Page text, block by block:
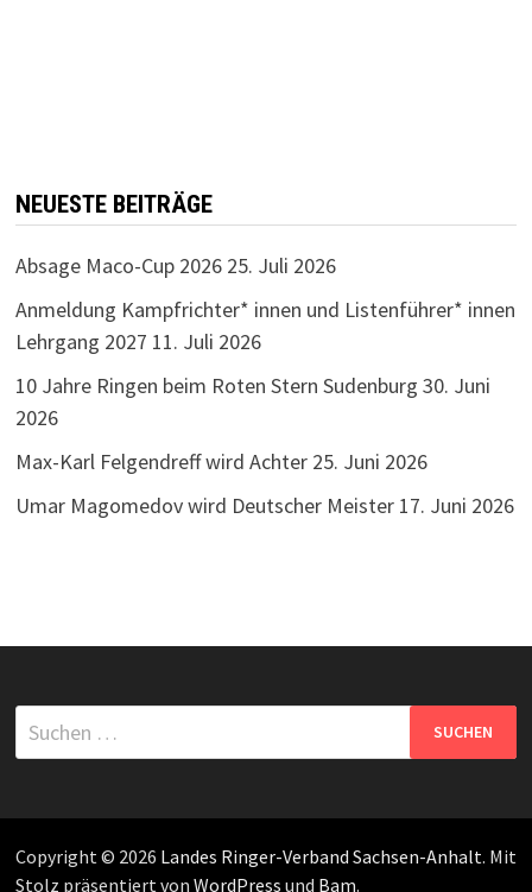
NEUESTE BEITRÄGE
Absage Maco-Cup 2026 25. Juli 2026
Anmeldung Kampfrichter* innen und Listenführer* innen
Lehrgang 2027 11. Juli 2026
10 Jahre Ringen beim Roten Stern Sudenburg 30. Juni
2026
Max-Karl Felgendreff wird Achter 25. Juni 2026
Umar Magomedov wird Deutscher Meister 17. Juni 2026
Suchen
nach:
Copyright © 2026 Landes Ringer-Verband Sachsen-Anhalt. Mit
Stolz präsentiert von WordPress und Bam.